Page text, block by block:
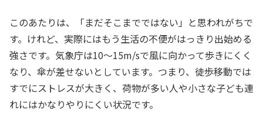
このあたりは、「まだそこまでではない」と思われがちで
す。けれど、実際にはもう生活の不便がはっきり出始める
強さです。気象庁は10〜15m/sで風に向かって歩きにくく
なり、傘が差せないとしています。つまり、徒歩移動では
すでにストレスが大きく、荷物が多い人や小さな子ども連
れにはかなりやりにくい状況です。